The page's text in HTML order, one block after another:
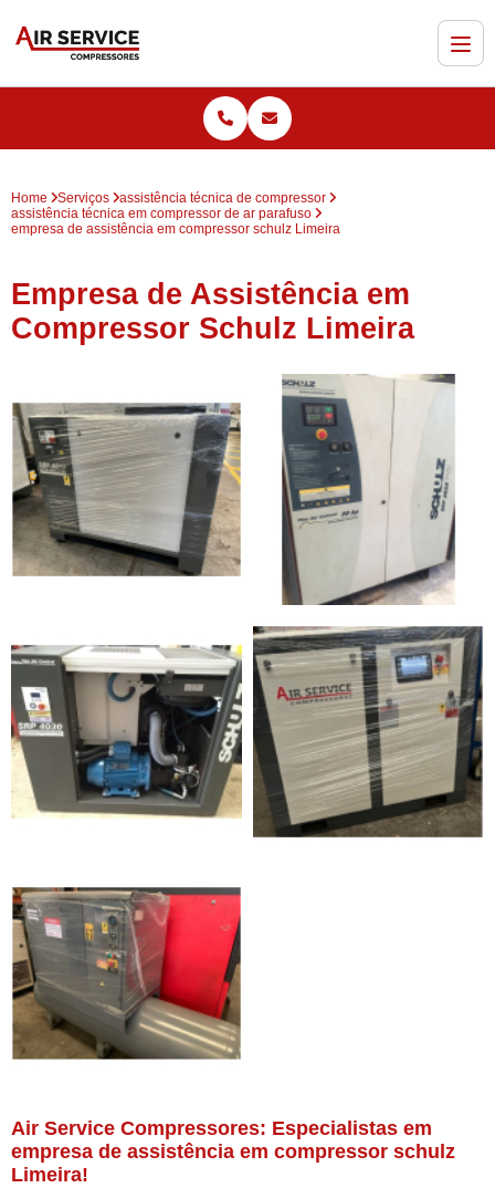
Home Serviços
assistência técnica de compressor
assistência técnica em compressor de ar parafuso
empresa de assistência em compressor schulz Limeira
Empresa de Assistência em
Compressor Schulz Limeira
Air Service Compressores: Especialistas em
empresa de assistência em compressor schulz
Limeira!